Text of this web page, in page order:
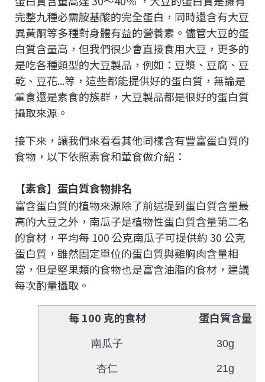
完整九種必需胺基酸的完全蛋白，同時還含有大豆
異黃酮等多種對身體有益的營養素。儘管大豆的蛋
白質含量高，但我們很少會直接食用大豆，更多的
是吃各種類型的大豆製品，例如：豆漿、豆腐、豆
乾、豆花...等，這些都能提供好的蛋白質，無論是
葷食還是素食的族群，大豆製品都是很好的蛋白質
攝取來源。
接下來，讓我們來看看其他同樣含有豐富蛋白質的
食物，以下依照素食和葷食做介紹：
【素食】蛋白質食物排名
富含蛋白質的植物來源除了前述提到蛋白質含量最
高的大豆之外，南瓜子是植物性蛋白質含量第二名
的食材，平均每 100 公克南瓜子可提供約 30 公克
蛋白質，雖然固定單位的蛋白質與雞胸肉含量相
當，但是堅果類的食物也是富含油脂的食材，建議
每次酌量攝取。
每 100 克的食材 蛋白質含量
南瓜子 30g
杏仁 21g